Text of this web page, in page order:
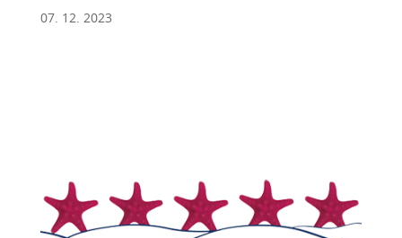
07. 12. 2023